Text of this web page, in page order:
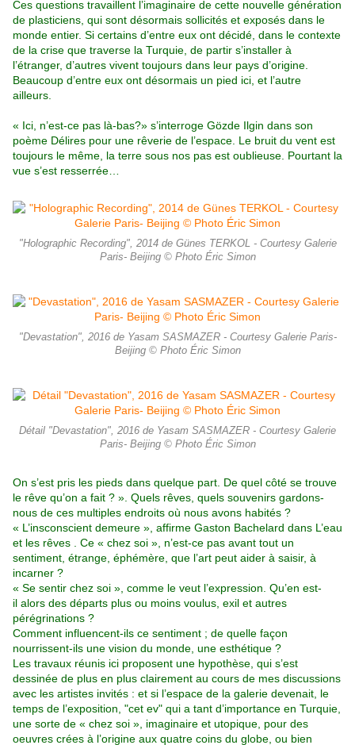
Ces questions travaillent l’imaginaire de cette nouvelle génération
de plasticiens, qui sont désormais sollicités et exposés dans le
monde entier. Si certains d’entre eux ont décidé, dans le contexte
de la crise que traverse la Turquie, de partir s’installer à
l’étranger, d’autres vivent toujours dans leur pays d’origine.
Beaucoup d’entre eux ont désormais un pied ici, et l’autre
ailleurs.
« Ici, n’est-ce pas là-bas?» s’interroge Gözde Ilgin dans son
poème Délires pour une rêverie de l’espace. Le bruit du vent est
toujours le même, la terre sous nos pas est oublieuse. Pourtant la
vue s’est resserrée…
"Holographic Recording", 2014 de Günes TERKOL - Courtesy Galerie
Paris- Beijing © Photo Éric Simon
"Devastation", 2016 de Yasam SASMAZER - Courtesy Galerie Paris-
Beijing © Photo Éric Simon
Détail "Devastation", 2016 de Yasam SASMAZER - Courtesy Galerie
Paris- Beijing © Photo Éric Simon
On s’est pris les pieds dans quelque part. De quel côté se trouve
le rêve qu’on a fait ? ». Quels rêves, quels souvenirs gardons-
nous de ces multiples endroits où nous avons habités ?
« L’insconscient demeure », affirme Gaston Bachelard dans L’eau
et les rêves . Ce « chez soi », n’est-ce pas avant tout un
sentiment, étrange, éphémère, que l’art peut aider à saisir, à
incarner ?
« Se sentir chez soi », comme le veut l’expression. Qu’en est-
il alors des départs plus ou moins voulus, exil et autres
pérégrinations ?
Comment influencent-ils ce sentiment ; de quelle façon
nourrissent-ils une vision du monde, une esthétique ?
Les travaux réunis ici proposent une hypothèse, qui s’est
dessinée de plus en plus clairement au cours de mes discussions
avec les artistes invités : et si l’espace de la galerie devenait, le
temps de l’exposition, "cet ev" qui a tant d’importance en Turquie,
une sorte de « chez soi », imaginaire et utopique, pour des
oeuvres crées à l’origine aux quatre coins du globe, ou bien